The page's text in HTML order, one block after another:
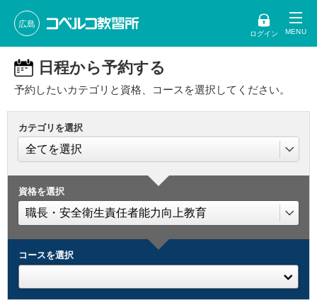
広島
ログイン
日程から予約する
予約したいカテゴリと資格、コースを選択してください。
カテゴリを選択
資格を選択
コースを選択